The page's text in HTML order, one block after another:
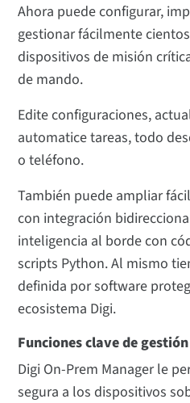
Ahora puede configurar,
gestionar fácilmente
dispositivos de misión
de mando.
Edite configuraciones,
automatice tareas, todo
o teléfono.
También puede ampliar
con integración
inteligencia al borde con
scripts Python. Al mismo
definida por software
ecosistema Digi.
Funciones clave de
Digi On-Prem Manager le
segura a los dispositivos